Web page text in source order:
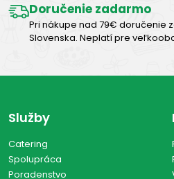
Doručenie zadarmo
Pri nákupe nad 79€ doručenie
Slovenska. Neplatí pre
Služby
Catering
Spolupráca
Poradenstvo